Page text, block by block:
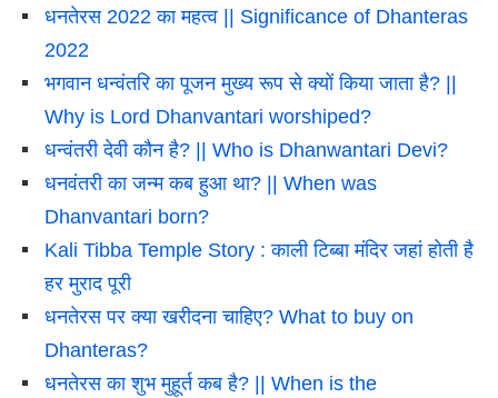
धनतेरस 2022 का महत्व || Significance of Dhanteras
2022
भगवान धन्वंतरि का पूजन मुख्य रूप से क्यों किया जाता है? ||
Why is Lord Dhanvantari worshiped?
धन्वंतरी देवी कौन है? || Who is Dhanwantari Devi?
धनवंतरी का जन्म कब हुआ था? || When was
Dhanvantari born?
Kali Tibba Temple Story : काली टिब्बा मंदिर जहां होती है
हर मुराद पूरी
धनतेरस पर क्या खरीदना चाहिए? What to buy on
Dhanteras?
धनतेरस का शुभ मुहूर्त कब है? || When is the